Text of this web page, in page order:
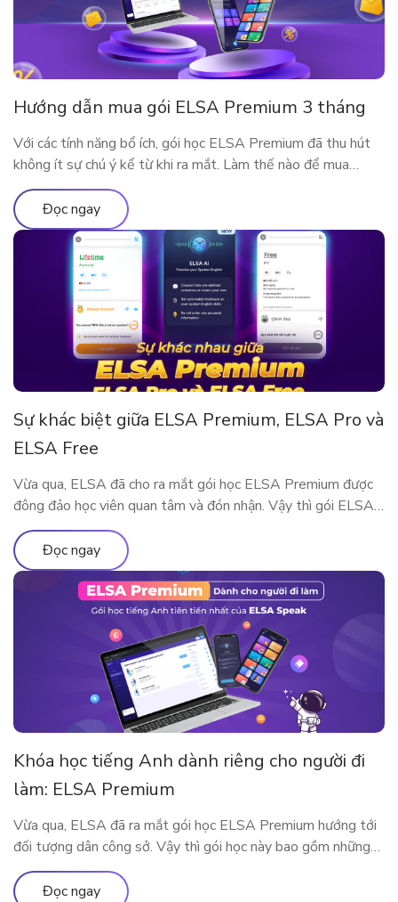
Hướng dẫn mua gói ELSA Premium 3 tháng
Với các tính năng bổ ích, gói học ELSA Premium đã thu hút
không ít sự chú ý kể từ khi ra mắt. Làm thế nào để mua
ELSA Premium 3 tháng?
Đọc ngay
Sự khác biệt giữa ELSA Premium, ELSA Pro và
ELSA Free
Vừa qua, ELSA đã cho ra mắt gói học ELSA Premium được
đông đảo học viên quan tâm và đón nhận. Vậy thì gói ELSA
Premium có gì khác so với ELSA Pro và ELSA Free? Hãy
cùng tìm hiểu qua bài viết này nhé!
Đọc ngay
Khóa học tiếng Anh dành riêng cho người đi
làm: ELSA Premium
Vừa qua, ELSA đã ra mắt gói học ELSA Premium hướng tới
đối tượng dân công sở. Vậy thì gói học này bao gồm những
gì? Vì sao ELSA Premium lại phù hợp với người đi làm? Hãy
cùng tìm hiểu qua bài viết sau nhé!
Đọc ngay